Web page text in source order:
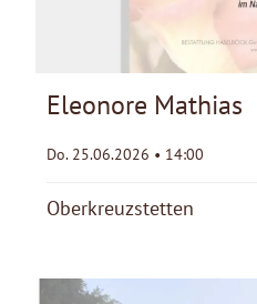
Eleonore Mathias
Do. 25.06.2026 • 14:00
Oberkreuzstetten